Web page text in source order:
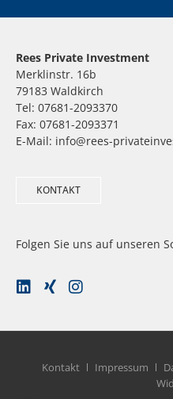
Rees Private Investment
Merklinstr. 16b
79183 Waldkirch
Tel: 07681-2093370
Fax: 07681-2093371
E-Mail: info@rees-
KONTAKT
Folgen Sie uns auf unseren
Kontakt Impressum